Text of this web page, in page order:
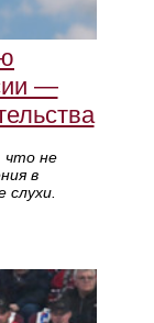
—
что не
в
слухи.